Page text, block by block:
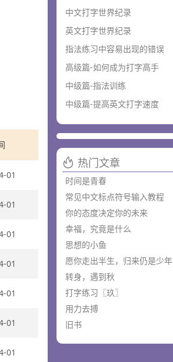
01
01
01
01
01
01
01
中文打字世界纪录
英文打字世界纪录
指法练习中容易出现的错误
高级篇-如何成为打字高手
中级篇-指法训练
中级篇-提高英文打字速度
热门文章
时间是青春
常见中文标点符号输入教程
你的态度决定你的未来
幸福，究竟是什么
思想的小鱼
愿你走出半生，归来仍是少年
转身，遇到秋
打字练习〖玖〗
用力去搏
旧书